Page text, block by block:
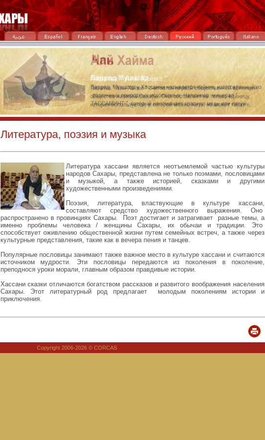
Литература, поэзия и музыка
Литература хассани является неотъемлемой частью культуры
народов Сахары, представлена не только поэмами, пословицами
и музыкой, а также историей, сказками и другими
художественными произведениями.
Поэзия, литература, властвующие в культуре хассани,
составляют средство художественного выражения. Оно
распространено в провинциях Сахары. Поэт достигает и затрагивает разные темы, а
именно проблемы человека / женщины Сахары, их обычаи и традиции. Это
способствует оживлению общественной жизни путем семейных встреч, а также через
культурные представления, такие как в вечера пения и танцев.
Популярные пословицы занимают также важное место в культуре хассани и считаются
источником мудрости. Эти пословицы передаются из поколения в поколение,
преподнося уроки морали, главным образом правдивые истории.
Хассани сказки отличаются богатством рассказов и развитого воображения населения
Сахары. Этот литературный род предлагает молодым поколениям истории и
приключения.
Copyright 2006-2026 © CORCAS